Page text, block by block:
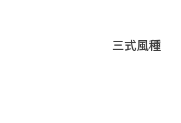
三式風種